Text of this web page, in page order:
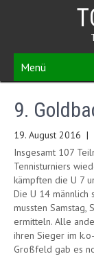
Menü
9.
19. August 2016 |
Insgesamt 107
Tennisturniers
kämpften die U 7
Die U 14 männlich
mussten Samstag,
ermitteln. Alle
ihren Sieger im
Großfeld gab es